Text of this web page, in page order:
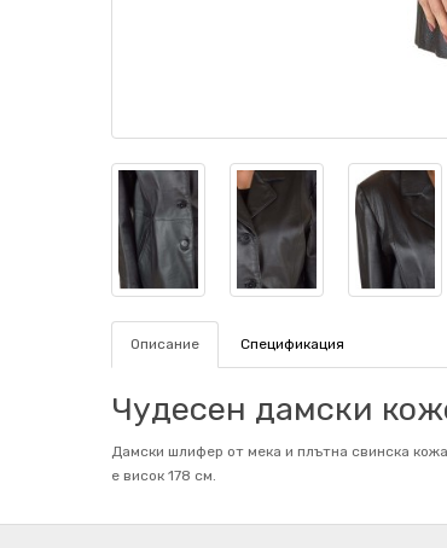
Описание Спецификация
Чудесен дамски
Дамски шлифер от мека и плътна свинска
е висок 178 см.